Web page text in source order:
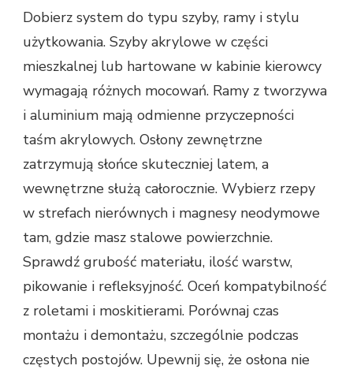
Dobierz system do typu szyby, ramy i stylu
użytkowania. Szyby akrylowe w części
mieszkalnej lub hartowane w kabinie kierowcy
wymagają różnych mocowań. Ramy z tworzywa
i aluminium mają odmienne przyczepności
taśm akrylowych. Osłony zewnętrzne
zatrzymują słońce skuteczniej latem, a
wewnętrzne służą całorocznie. Wybierz rzepy
w strefach nierównych i magnesy neodymowe
tam, gdzie masz stalowe powierzchnie.
Sprawdź grubość materiału, ilość warstw,
pikowanie i refleksyjność. Oceń kompatybilność
z roletami i moskitierami. Porównaj czas
montażu i demontażu, szczególnie podczas
częstych postojów. Upewnij się, że osłona nie